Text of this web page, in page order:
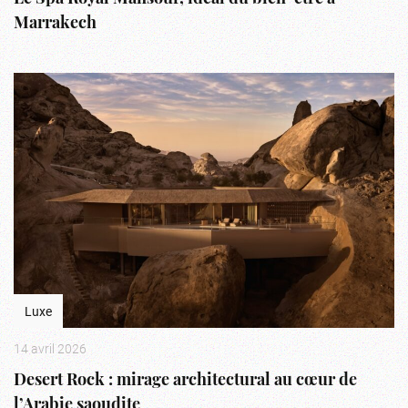
Marrakech
Luxe
14 avril 2026
Desert Rock : mirage architectural au cœur de